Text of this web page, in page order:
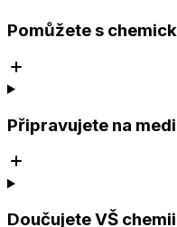
Pomůžete s
Připravujete na
Doučujete VŠ